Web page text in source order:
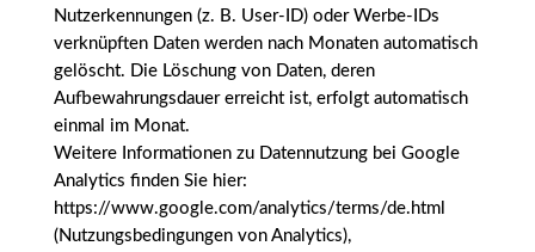
Nutzerkennungen (z. B. User-ID) oder Werbe-IDs
verknüpften Daten werden nach Monaten automatisch
gelöscht. Die Löschung von Daten, deren
Aufbewahrungsdauer erreicht ist, erfolgt automatisch
einmal im Monat.
Weitere Informationen zu Datennutzung bei Google
Analytics finden Sie hier:
https://www.google.com/analytics/terms/de.html
(Nutzungsbedingungen von Analytics),